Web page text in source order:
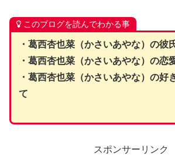
このブログを読んでわかる事
・葛西杏也菜（かさいあやな）の彼
・葛西杏也菜（かさいあやな）の恋
・葛西杏也菜（かさいあやな）の好
て
スポンサーリンク